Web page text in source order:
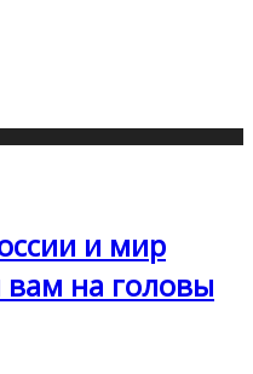
и мир
вам на головы